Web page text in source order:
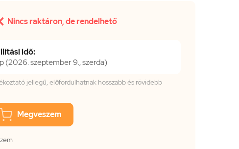
Nincs raktáron, de rendelhető
idő:
(2026. szeptember 9., szerda)
jellegű, előfordulhatnak hosszabb és rövidebb
Megveszem